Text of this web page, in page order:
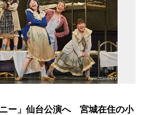
ー」仙台公演へ 宮城在住の小